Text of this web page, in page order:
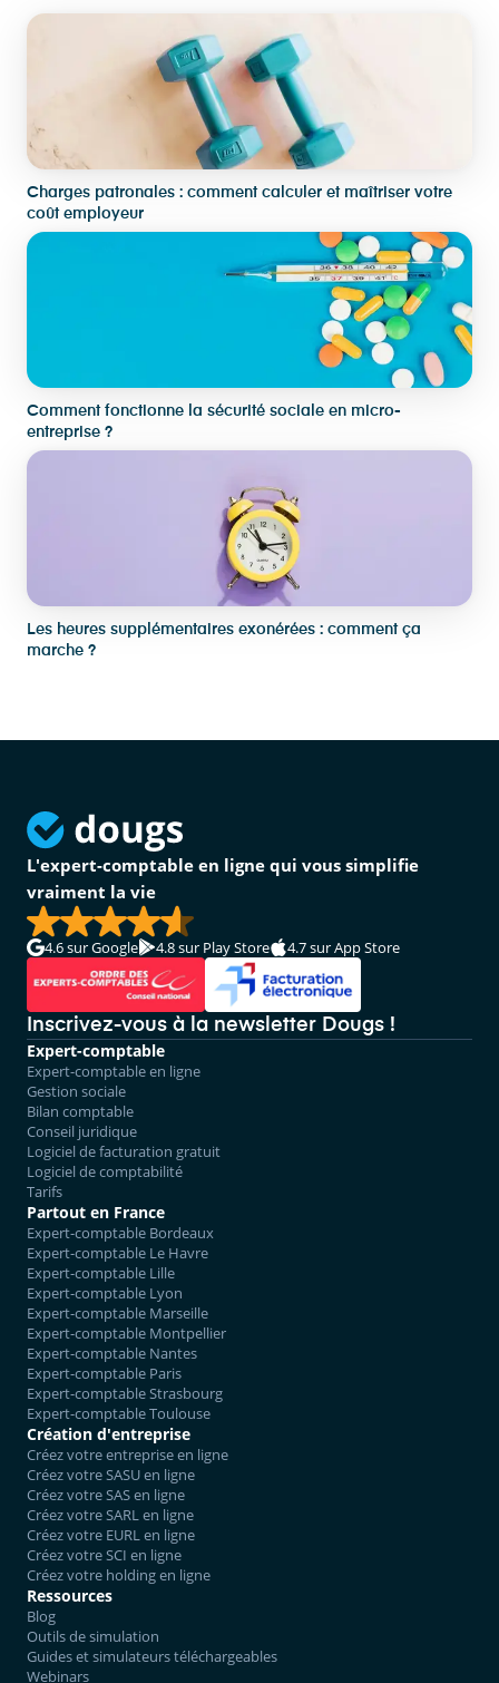
Charges patronales : comment calculer et maîtriser votre
coût employeur
Comment fonctionne la sécurité sociale en micro-
entreprise ?
Les heures supplémentaires exonérées : comment ça
marche ?
L'expert-comptable en ligne qui vous simplifie
vraiment la vie
4.6sur Google 4.8sur Play Store 4.7sur App Store
Inscrivez-vous à la newsletter Dougs !
Expert-comptable
Expert-comptable en ligne
Gestion sociale
Bilan comptable
Conseil juridique
Logiciel de facturation gratuit
Logiciel de comptabilité
Tarifs
Partout en France
Expert-comptable Bordeaux
Expert-comptable Le Havre
Expert-comptable Lille
Expert-comptable Lyon
Expert-comptable Marseille
Expert-comptable Montpellier
Expert-comptable Nantes
Expert-comptable Paris
Expert-comptable Strasbourg
Expert-comptable Toulouse
Création d'entreprise
Créez votre entreprise en ligne
Créez votre SASU en ligne
Créez votre SAS en ligne
Créez votre SARL en ligne
Créez votre EURL en ligne
Créez votre SCI en ligne
Créez votre holding en ligne
Ressources
Blog
Outils de simulation
Guides et simulateurs téléchargeables
Webinars